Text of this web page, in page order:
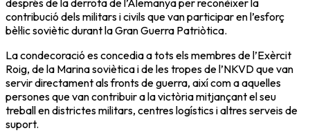
després de la derrota de l’Alemanya per reconèixer la
contribució dels militars i civils que van participar en l’esforç
bèl·lic soviètic durant la Gran Guerra Patriòtica.
La condecoració es concedia a tots els membres de l’Exèrcit
Roig, de la Marina soviètica i de les tropes de l’NKVD que van
servir directament als fronts de guerra, així com a aquelles
persones que van contribuir a la victòria mitjançant el seu
treball en districtes militars, centres logístics i altres serveis de
suport.